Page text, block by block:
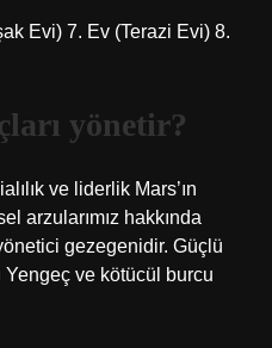
Evi) 7. Ev (Terazi Evi) 8.
yönetir?
ve liderlik Mars’ın
arzularımız hakkında
gezegenidir. Güçlü
Yengeç ve kötücül burcu